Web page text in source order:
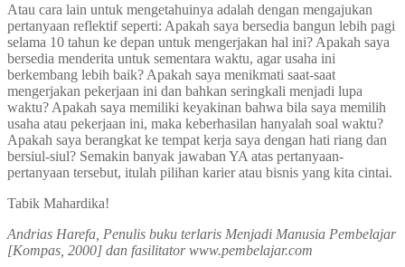
Atau cara lain untuk mengetahuinya adalah dengan mengajukan
pertanyaan reflektif seperti: Apakah saya bersedia bangun lebih pagi
selama 10 tahun ke depan untuk mengerjakan hal ini? Apakah saya
bersedia menderita untuk sementara waktu, agar usaha ini
berkembang lebih baik? Apakah saya menikmati saat-saat
mengerjakan pekerjaan ini dan bahkan seringkali menjadi lupa
waktu? Apakah saya memiliki keyakinan bahwa bila saya memilih
usaha atau pekerjaan ini, maka keberhasilan hanyalah soal waktu?
Apakah saya berangkat ke tempat kerja saya dengan hati riang dan
bersiul-siul? Semakin banyak jawaban YA atas pertanyaan-
pertanyaan tersebut, itulah pilihan karier atau bisnis yang kita cintai.
Tabik Mahardika!
Andrias Harefa, Penulis buku terlaris Menjadi Manusia Pembelajar
[Kompas, 2000] dan fasilitator www.pembelajar.com